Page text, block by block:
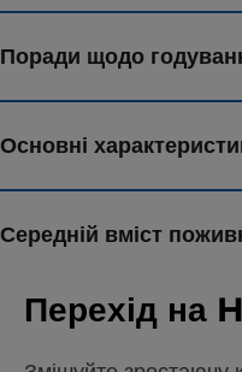
Поради щодо
Основні
Середній вміст
Перехід на